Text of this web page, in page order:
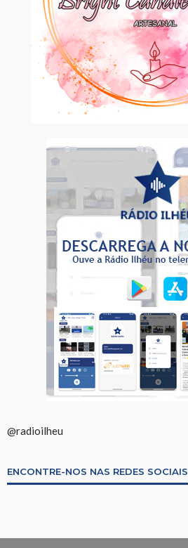
@radioilheu
ENCONTRE-NOS NAS REDES SOCIAIS